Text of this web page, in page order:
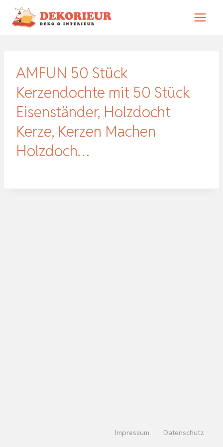
Zum
Inhalt
AMFUN 50 Stück
Kerzendochte mit 50 Stück
Eisenständer, Holzdocht
Kerze, Kerzen Machen
Holzdoch…
Impressum Datenschutz